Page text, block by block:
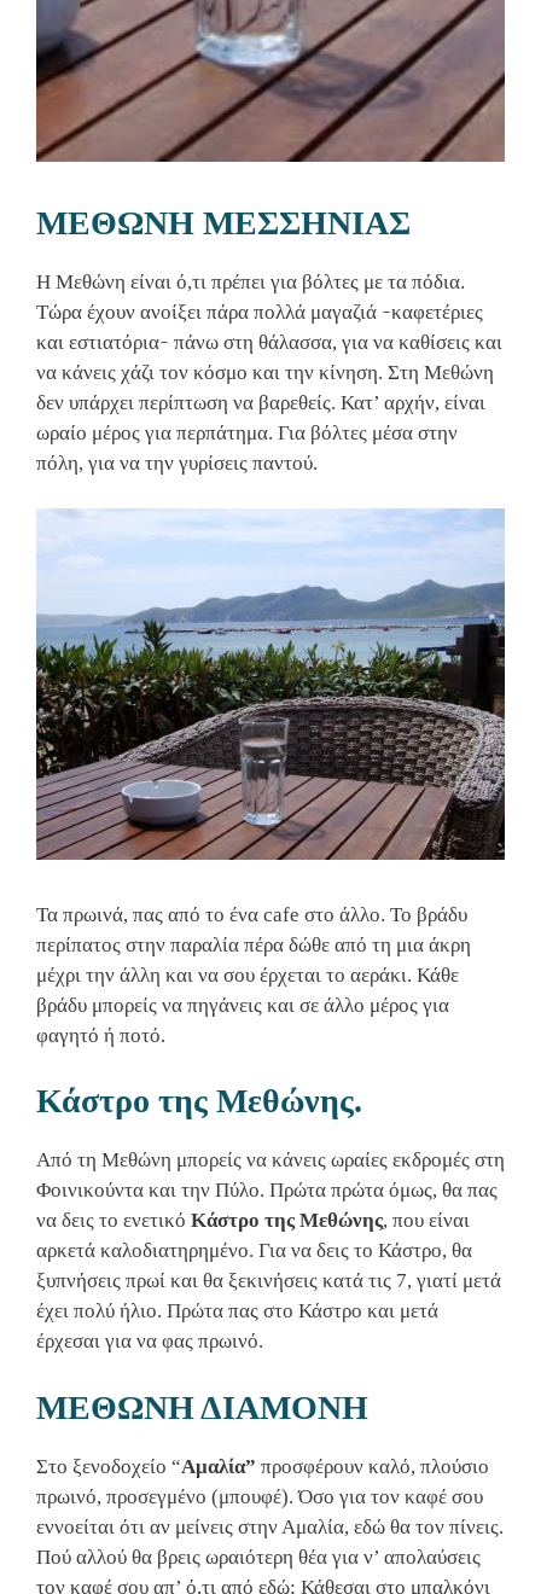
ΜΕΘΩΝΗ ΜΕΣΣΗΝΙΑΣ
Η Mεθώνη είναι ό,τι πρέπει για βόλτες με τα πόδια.
Τώρα έχουν ανοίξει πάρα πολλά μαγαζιά ̵ καφετέριες
και εστιατόρια ̵ πάνω στη θάλασσα, για να καθίσεις και
να κάνεις χάζι τον κόσμο και την κίνηση. Στη Μεθώνη
δεν υπάρχει περίπτωση να βαρεθείς. Κατ’ αρχήν, είναι
ωραίο μέρος για περπάτημα. Για βόλτες μέσα στην
πόλη, για να την γυρίσεις παντού.
Τα πρωινά, πας από το ένα cafe στο άλλο. Το βράδυ
περίπατος στην παραλία πέρα δώθε από τη μια άκρη
μέχρι την άλλη και να σου έρχεται το αεράκι. Κάθε
βράδυ μπορείς να πηγάνεις και σε άλλο μέρος για
φαγητό ή ποτό.
Κάστρο της Μεθώνης.
Από τη Μεθώνη μπορείς να κάνεις ωραίες εκδρομές στη
Φοινικούντα και την Πύλο. Πρώτα πρώτα όμως, θα πας
να δεις το ενετικό Κάστρο της Μεθώνης, που είναι
αρκετά καλοδιατηρημένο. Για να δεις το Κάστρο, θα
ξυπνήσεις πρωί και θα ξεκινήσεις κατά τις 7, γιατί μετά
έχει πολύ ήλιο. Πρώτα πας στο Κάστρο και μετά
έρχεσαι για να φας πρωινό.
ΜΕΘΩΝΗ ΔΙΑΜΟΝΗ
Στο ξενοδοχείο “Αμαλία” προσφέρουν καλό, πλούσιο
πρωινό, προσεγμένο (μπουφέ). Όσο για τον καφέ σου
εννοείται ότι αν μείνεις στην Αμαλία, εδώ θα τον πίνεις.
Πού αλλού θα βρεις ωραιότερη θέα για ν’ απολαύσεις
τον καφέ σου απ’ ό,τι από εδώ; Κάθεσαι στο μπαλκόνι